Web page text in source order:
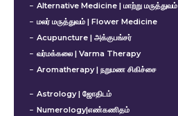
Alternative Medicine | மாற்று மருத்துவம்
மலர் மருத்துவம் | Flower Medicine
Acupuncture | அக்குபங்சர்
வர்மக்கலை | Varma Therapy
Aromatherapy | நறுமண சிகிச்சை
Astrology | ஜோதிடம்
Numerology|எண்கணிதம்